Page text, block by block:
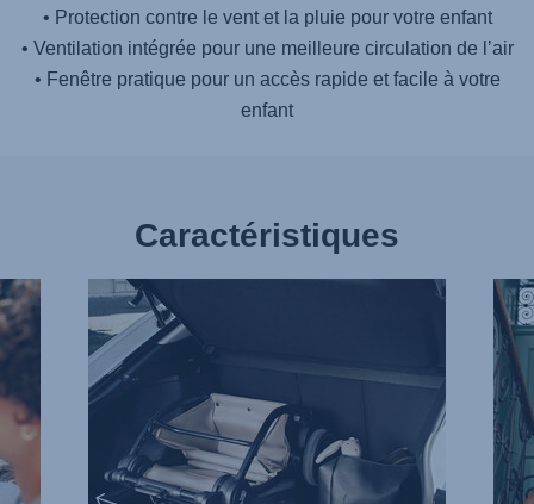
• Protection contre le vent et la pluie pour votre enfant
• Ventilation intégrée pour une meilleure circulation de l’air
• Fenêtre pratique pour un accès rapide et facile à votre
enfant
Caractéristiques
NOTRE
POUSSETTE
NAISSANCE
LA
PLUS
COMPACTE,
sur
UNE
EN
MAIN
2